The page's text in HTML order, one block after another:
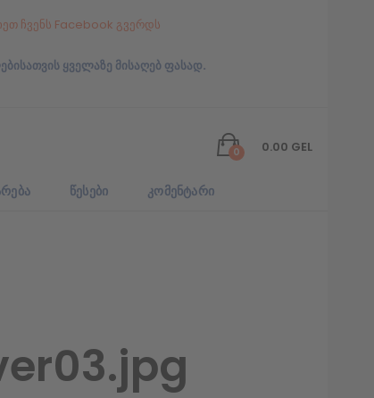
ჩვენს Facebook გვერდს
ყველაზე მისაღებ ფასად.
0 0.00 GEL
ᲬᲔᲡᲔᲑᲘ ᲙᲝᲛᲔᲜᲢᲐᲠᲘ